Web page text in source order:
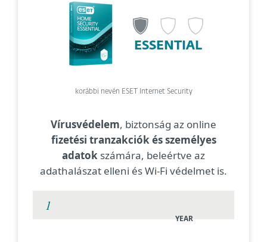
ESSENTIAL
korábbi nevén ESET Internet Security
Vírusvédelem, biztonság az online
fizetési tranzakciók és személyes
adatok számára, beleértve az
adathalászat elleni és Wi-Fi védelmet is.
YEAR